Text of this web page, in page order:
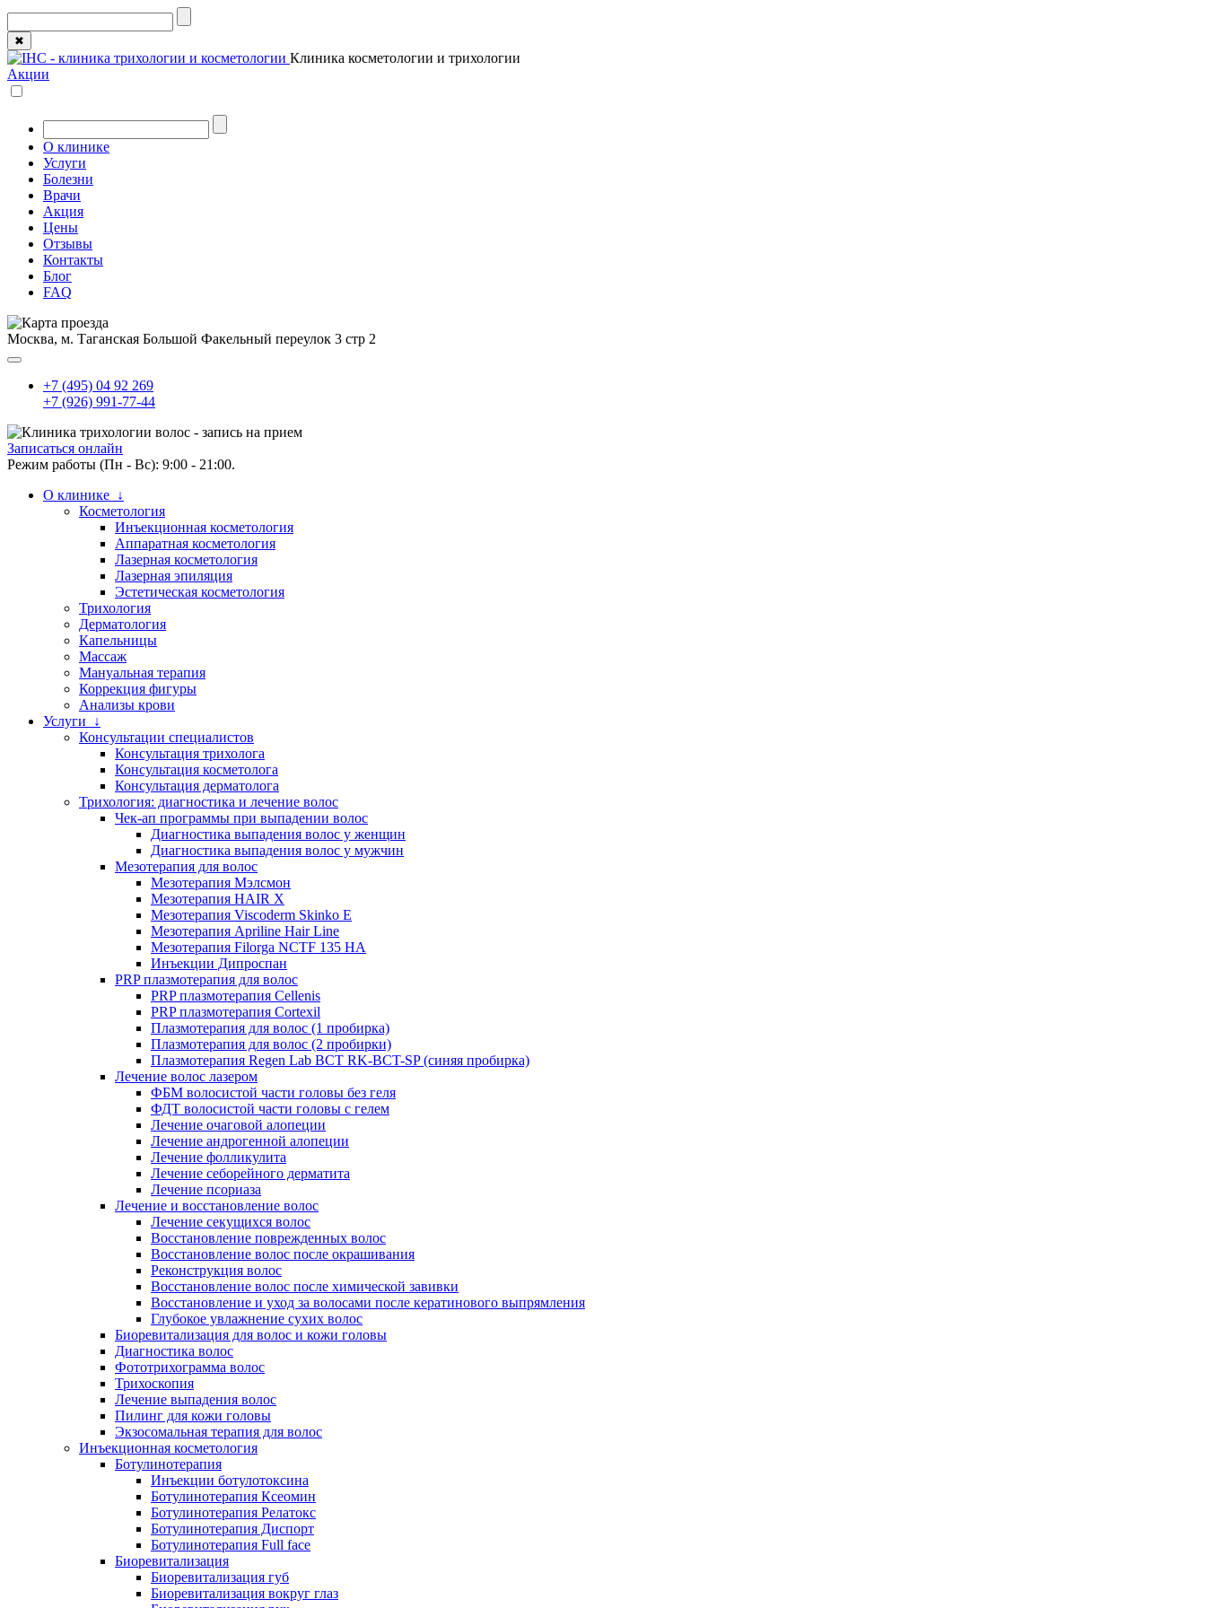
✖
Клиника косметологии и трихологии
Акции
О клинике
Услуги
Болезни
Врачи
Акция
Цены
Отзывы
Контакты
Блог
FAQ
Москва, м. Таганская Большой Факельный переулок 3 стр 2
+7 (495) 04 92 269
+7 (926) 991-77-44
Записаться онлайн
Режим работы (Пн - Вс): 9:00 - 21:00.
О клинике ↓
Косметология
Инъекционная косметология
Аппаратная косметология
Лазерная косметология
Лазерная эпиляция
Эстетическая косметология
Трихология
Дерматология
Капельницы
Массаж
Мануальная терапия
Коррекция фигуры
Анализы крови
Услуги ↓
Консультации специалистов
Консультация трихолога
Консультация косметолога
Консультация дерматолога
Трихология: диагностика и лечение волос
Чек-ап программы при выпадении волос
Диагностика выпадения волос у женщин
Диагностика выпадения волос у мужчин
Мезотерапия для волос
Мезотерапия Мэлсмон
Мезотерапия HAIR X
Мезотерапия Viscoderm Skinko E
Мезотерапия Apriline Hair Line
Мезотерапия Filorga NCTF 135 HA
Инъекции Дипроспан
PRP плазмотерапия для волос
PRP плазмотерапия Cellenis
PRP плазмотерапия Cortexil
Плазмотерапия для волос (1 пробирка)
Плазмотерапия для волос (2 пробирки)
Плазмотерапия Regen Lab BCT RK-BCT-SP (синяя пробирка)
Лечение волос лазером
ФБМ волосистой части головы без геля
ФДТ волосистой части головы с гелем
Лечение очаговой алопеции
Лечение андрогенной алопеции
Лечение фолликулита
Лечение себорейного дерматита
Лечение псориаза
Лечение и восстановление волос
Лечение секущихся волос
Восстановление поврежденных волос
Восстановление волос после окрашивания
Реконструкция волос
Восстановление волос после химической завивки
Восстановление и уход за волосами после кератинового выпрямления
Глубокое увлажнение сухих волос
Биоревитализация для волос и кожи головы
Диагностика волос
Фототрихограмма волос
Трихоскопия
Лечение выпадения волос
Пилинг для кожи головы
Экзосомальная терапия для волос
Инъекционная косметология
Ботулинотерапия
Инъекции ботулотоксина
Ботулинотерапия Ксеомин
Ботулинотерапия Релатокс
Ботулинотерапия Диспорт
Ботулинотерапия Full face
Биоревитализация
Биоревитализация губ
Биоревитализация вокруг глаз